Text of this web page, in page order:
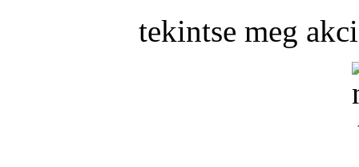
tekintse meg